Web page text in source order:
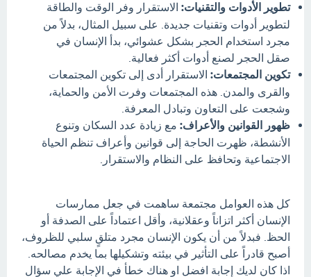
تطوير الأدوات والتقنيات: الاستقرار وفر الوقت والطاقة
لتطوير أدوات وتقنيات جديدة. على سبيل المثال، بدلاً من
مجرد استخدام الحجر بشكل عشوائي، بدأ الإنسان في
صقل الحجر لصنع أدوات أكثر فعالية.
تكوين المجتمعات: الاستقرار أدى إلى تكوين المجتمعات
والقرى والمدن. هذه المجتمعات وفرت الأمن والحماية،
وشجعت على التعاون وتبادل المعرفة.
ظهور القوانين والأعراف: مع زيادة عدد السكان وتنوع
الأنشطة، ظهرت الحاجة إلى قوانين وأعراف تنظم الحياة
الاجتماعية وتحافظ على النظام والاستقرار.
كل هذه العوامل مجتمعة ساهمت في جعل ممارسات
الإنسان أكثر اتزاناً وعقلانية، وأقل اعتماداً على الصدفة أو
الحظ. فبدلاً من أن يكون الإنسان مجرد متلقٍ سلبي للظروف،
أصبح قادراً على التأثير في بيئته وتشكيلها بما يخدم مصالحه.
اذا كان لديك إجابة افضل او هناك خطأ في الإجابة علي سؤال